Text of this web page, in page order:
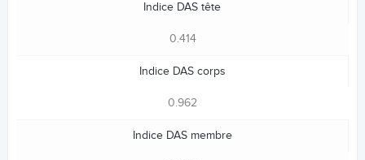
Indice DAS tête
0.414
Indice DAS corps
0.962
Indice DAS membre